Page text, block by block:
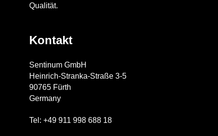
Qualität.
Kontakt
Sentinum GmbH
Heinrich-Stranka-Straße 3-5
90765 Fürth
Germany
Tel: +49 911 998 688 18